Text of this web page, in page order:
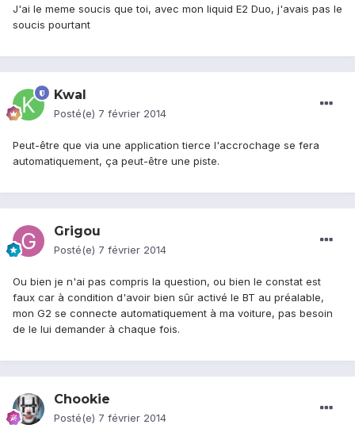
J'ai le meme soucis que toi, avec mon liquid E2 Duo, j'avais pas le
soucis pourtant
Kwal
Posté(e) 7 février 2014
Peut-être que via une application tierce l'accrochage se fera
automatiquement, ça peut-être une piste.
Grigou
Posté(e) 7 février 2014
Ou bien je n'ai pas compris la question, ou bien le constat est
faux car à condition d'avoir bien sûr activé le BT au préalable,
mon G2 se connecte automatiquement à ma voiture, pas besoin
de le lui demander à chaque fois.
Chookie
Posté(e) 7 février 2014